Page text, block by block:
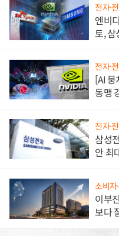
전자·
엔비
토, 삼
전자·
[AI 뭉
동맹
전자·
삼성
안 최
소비자
이부
보다